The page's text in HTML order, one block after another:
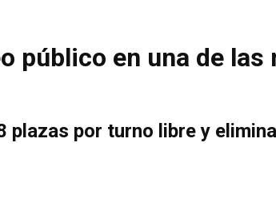
público en una de
por turno libre y